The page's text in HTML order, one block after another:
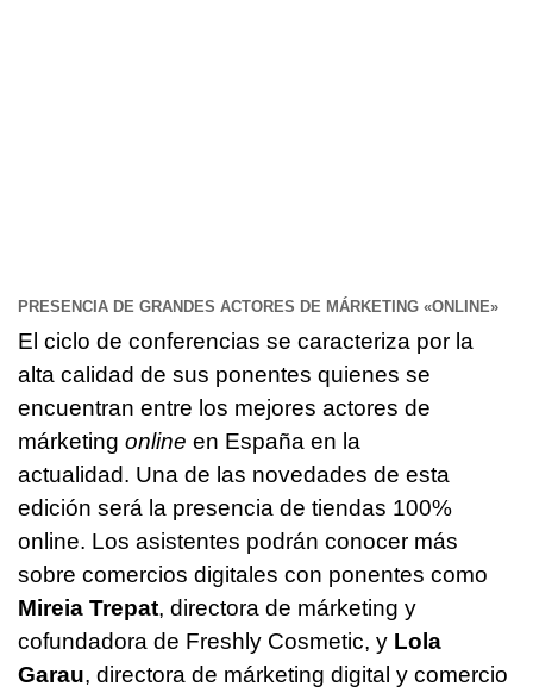
PRESENCIA DE GRANDES ACTORES DE MÁRKETING «ONLINE»
El ciclo de conferencias se caracteriza por la
alta calidad de sus ponentes quienes se
encuentran entre los mejores actores de
márketing online en España en la
actualidad. Una de las novedades de esta
edición será la presencia de tiendas 100%
online. Los asistentes podrán conocer más
sobre comercios digitales con ponentes como
Mireia Trepat, directora de márketing y
cofundadora de Freshly Cosmetic, y Lola
Garau, directora de márketing digital y comercio